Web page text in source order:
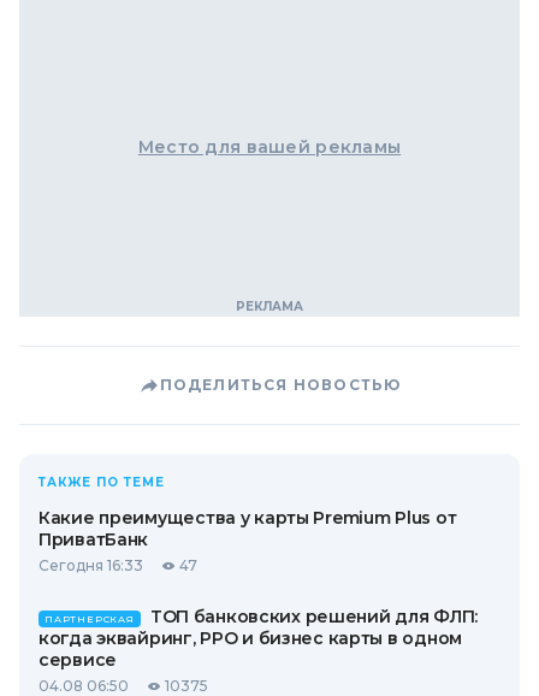
Место для вашей рекламы
ПОДЕЛИТЬСЯ НОВОСТЬЮ
ТАКЖЕ ПО ТЕМЕ
Какие преимущества у карты Premium Plus от
ПриватБанк
Сегодня 16:33 47
ПАРТНЕРСКАЯ
ТОП банковских решений для ФЛП:
когда эквайринг, РРО и бизнес карты в одном
сервисе
04.08 06:50 10375